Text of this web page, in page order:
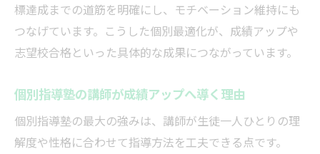
標達成までの道筋を明確にし、モチベーション維持にも
つなげています。こうした個別最適化が、成績アップや
志望校合格といった具体的な成果につながっています。
個別指導塾の講師が成績アップへ導く理由
個別指導塾の最大の強みは、講師が生徒一人ひとりの理
解度や性格に合わせて指導方法を工夫できる点です。